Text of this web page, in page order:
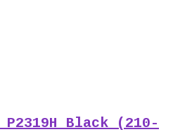
Black (210-